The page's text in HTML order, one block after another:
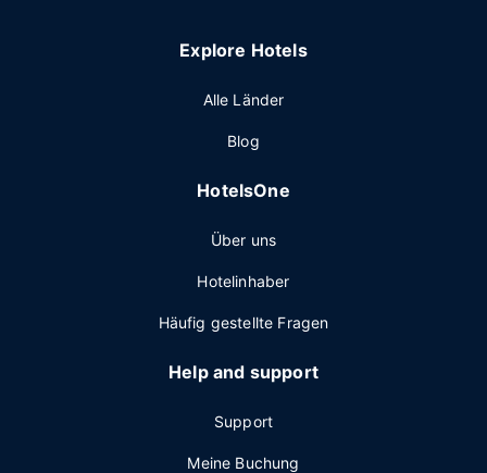
Explore Hotels
Alle Länder
Blog
HotelsOne
Über uns
Hotelinhaber
Häufig gestellte Fragen
Help and support
Support
Meine Buchung